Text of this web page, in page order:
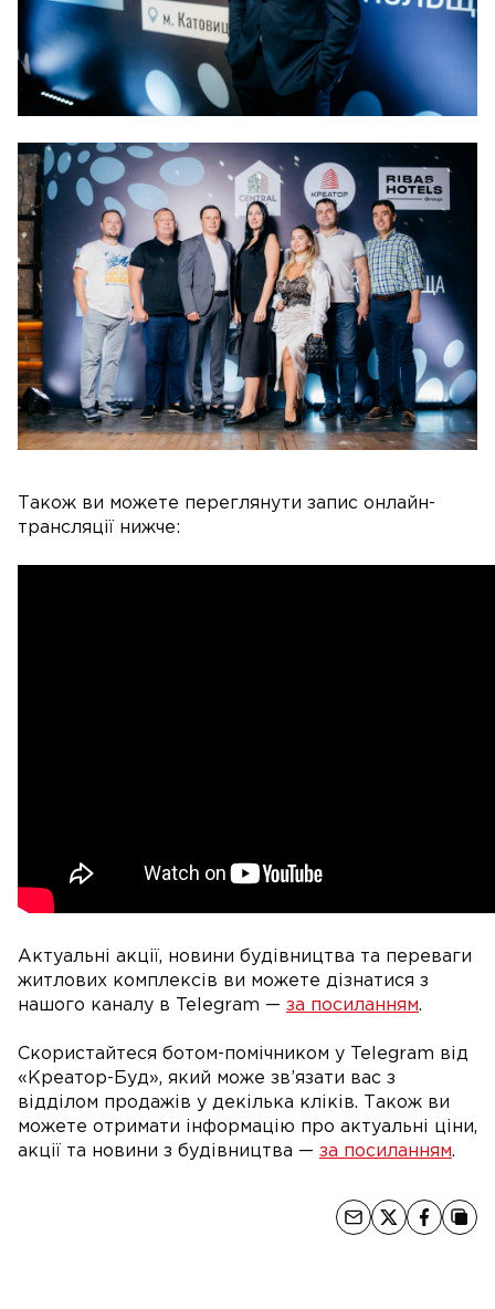
Також ви можете переглянути запис онлайн-
трансляції нижче:
Актуальні акції, новини будівництва та переваги
житлових комплексів ви можете дізнатися з
нашого каналу в Telegram — за посиланням.
Скористайтеся ботом-помічником у Telegram від
«Креатор-Буд», який може зв’язати вас з
відділом продажів у декілька кліків. Також ви
можете отримати інформацію про актуальні ціни,
акції та новини з будівництва — за посиланням.